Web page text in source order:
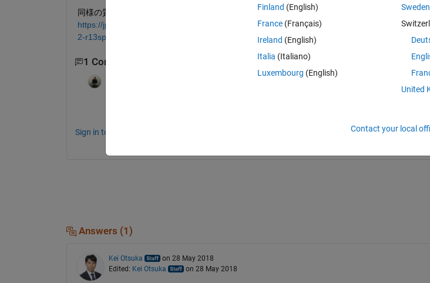
同様の質問が過去にされていますが，その他の解決策がないかと思い質問しました．
https://jp.mathworks.com/matlabcentral/answers/95094-why-does-the-impixel-command-in-
2-r13sp1-fail-to-work-after-i-have
1 Comment
Sign in to comment.
Answers (1)
Kei Otsuka
on 28 May 2018
Edited: Kei Otsuka on 28 May 2018
Finland (English)
France (Français)
Ireland (English)
Italia (Italiano)
Luxembourg (English)
Sweden
United
Contact your local